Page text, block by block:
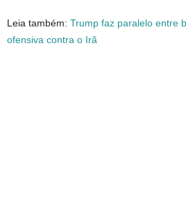
Leia também: Trump faz paralelo entre
ofensiva contra o Irã